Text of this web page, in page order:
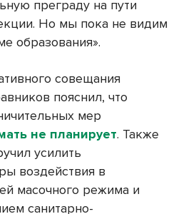
преграду на пути
Но мы пока не видим
образования».
совещания
пояснил, что
мер
не планирует. Также
усилить
воздействия в
масочного режима и
санитарно-